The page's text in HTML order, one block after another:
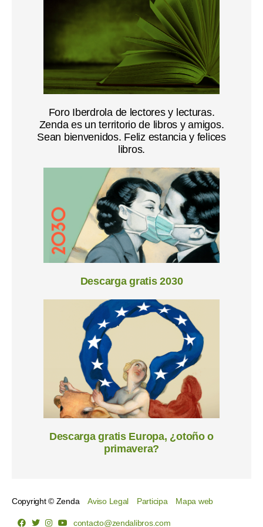
Foro Iberdrola de lectores y lecturas.
Zenda es un territorio de libros y amigos.
Sean bienvenidos. Feliz estancia y felices
libros.
Descarga gratis 2030
Descarga gratis Europa, ¿otoño o
primavera?
Copyright © Zenda Aviso Legal Participa Mapa web
contacto@zendalibros.com